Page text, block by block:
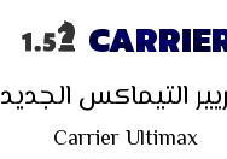
التيماكس الجديد
Carrier Ultimax